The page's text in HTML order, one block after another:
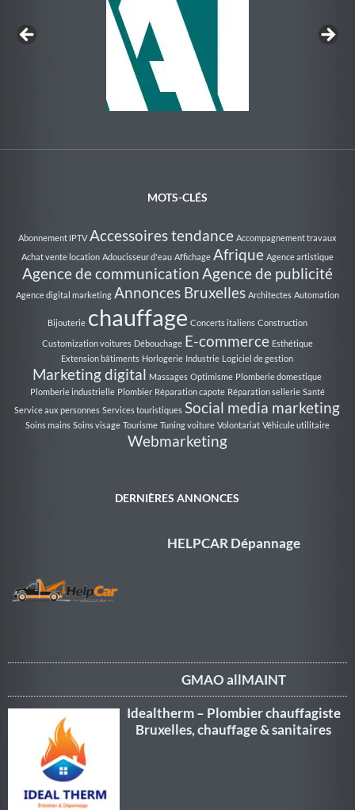
Au Rythme de la Nage
MOTS-CLÉS
Abonnement IPTV Accessoires tendance Accompagnement travaux
Achat vente location Adoucisseur d'eau Affichage Afrique Agence artistique
Agence de communicationAgence de publicité
Agence digital marketing Annonces Bruxelles Architectes Automation
Bijouterie chauffage Concerts italiens Construction
Customization voitures Débouchage E-commerce Esthétique
Extension bâtiments Horlogerie Industrie Logiciel de gestion
Marketing digital Massages Optimisme Plomberie domestique
Plomberie industrielle Plombier Réparation capote Réparation sellerie Santé
Service aux personnes Services touristiques Social media marketing
Soins mains Soins visage Tourisme Tuning voiture Volontariat Véhicule utilitaire
Webmarketing
DERNIÈRES ANNONCES
HELPCAR Dépannage
GMAO allMAINT
Idealtherm – Plombier chauffagiste
Bruxelles, chauffage & sanitaires